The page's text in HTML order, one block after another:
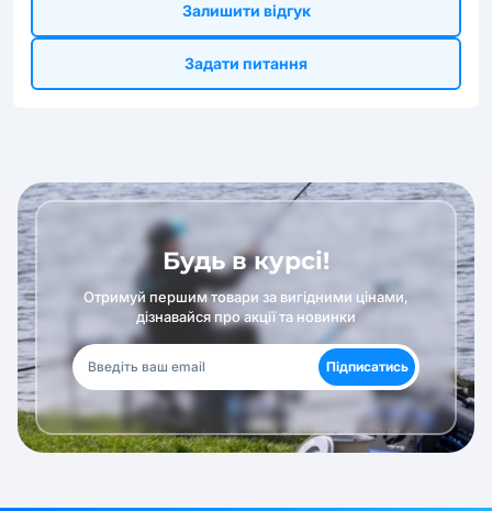
Залишити відгук
Задати питання
Будь в курсі!
Отримуй першим товари за вигідними цінами,
дізнавайся про акції та новинки
Підписатись